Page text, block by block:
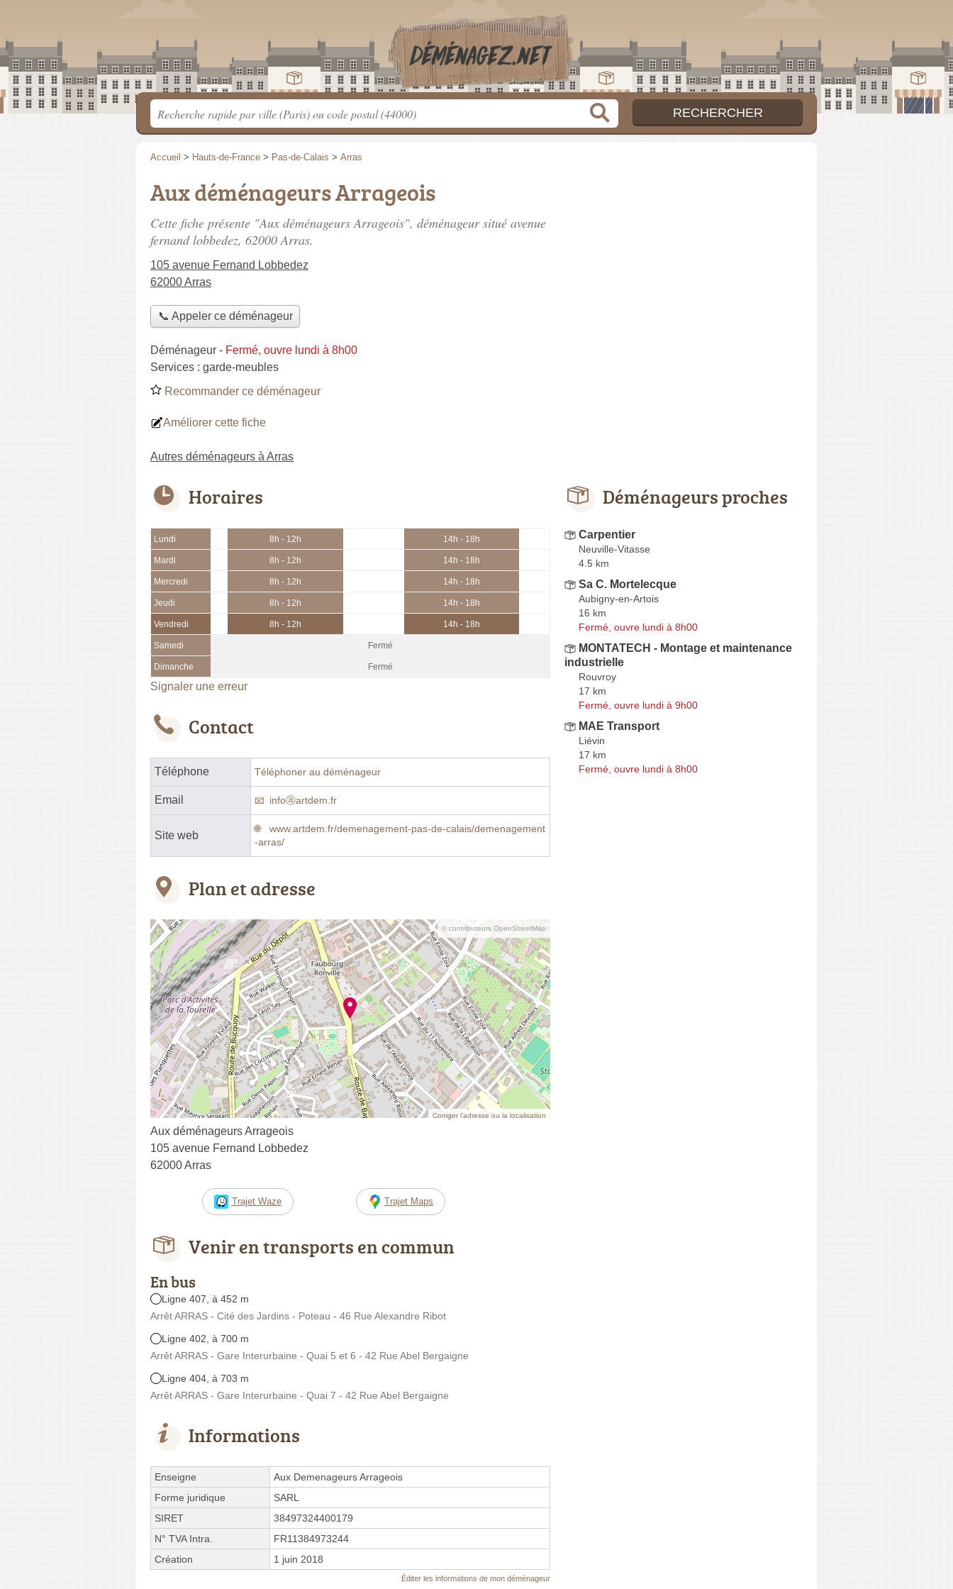
Accueil > Hauts-de-France > Pas-de-Calais > Arras
Aux déménageurs Arrageois
Cette fiche présente "Aux déménageurs Arrageois", déménageur situé avenue
fernand lobbedez, 62000 Arras.
105 avenue Fernand Lobbedez
62000 Arras
📞 Appeler ce déménageur
Déménageur - Fermé, ouvre lundi à 8h00
Services : garde-meubles
Recommander ce déménageur
Améliorer cette fiche
Autres déménageurs à Arras
Horaires
Lundi 8h - 12h 14h - 18h
Mardi 8h - 12h 14h - 18h
Mercredi 8h - 12h 14h - 18h
Jeudi 8h - 12h 14h - 18h
Vendredi 8h - 12h 14h - 18h
Samedi Fermé
Dimanche Fermé
Signaler une erreur
Contact
Téléphone Téléphoner au déménageur
Email infoⓐartdem.fr
Site web
www.artdem.fr/demenagement-pas-de-calais/demenagement
-arras/
Plan et adresse
© contributeurs OpenStreetMap
Corriger l’adresse ou la localisation
Aux déménageurs Arrageois
105 avenue Fernand Lobbedez
62000 Arras
Trajet Waze Trajet Maps
Venir en transports en commun
En bus
Ligne 407, à 452 m
Arrêt ARRAS - Cité des Jardins - Poteau - 46 Rue Alexandre Ribot
Ligne 402, à 700 m
Arrêt ARRAS - Gare Interurbaine - Quai 5 et 6 - 42 Rue Abel Bergaigne
Ligne 404, à 703 m
Arrêt ARRAS - Gare Interurbaine - Quai 7 - 42 Rue Abel Bergaigne
Informations
Enseigne
Aux Demenageurs Arrageois
Forme juridique
SARL
SIRET
38497324400179
N° TVA Intra.
FR11384973244
Création
1 juin 2018
Éditer les informations de mon déménageur
Déménageurs proches
Carpentier
Neuville-Vitasse
4.5 km
Sa C. Mortelecque
Aubigny-en-Artois
16 km
Fermé, ouvre lundi à 8h00
MONTATECH - Montage et maintenance
industrielle
Rouvroy
17 km
Fermé, ouvre lundi à 9h00
MAE Transport
Liévin
17 km
Fermé, ouvre lundi à 8h00